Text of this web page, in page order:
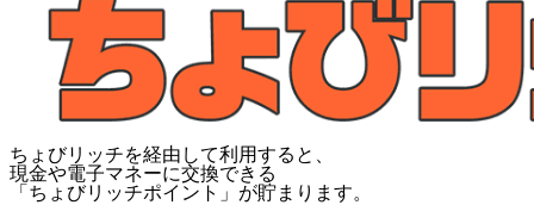
ちょびリッチを経由して利用すると、
現金や電子マネーに交換できる
「 ちょびリッチポイント 」が貯まります。